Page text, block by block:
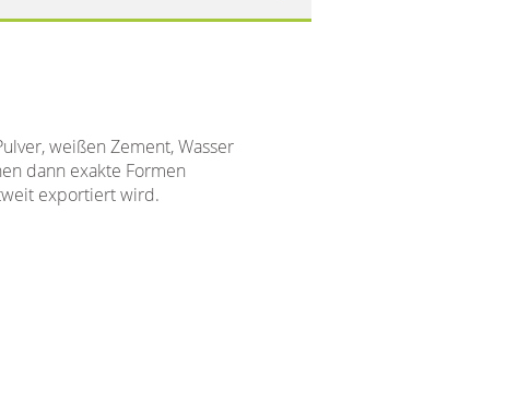
weißen Zement, Wasser
dann exakte Formen
exportiert wird.